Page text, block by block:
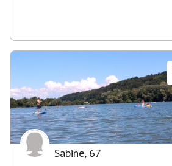
Sabine, 67